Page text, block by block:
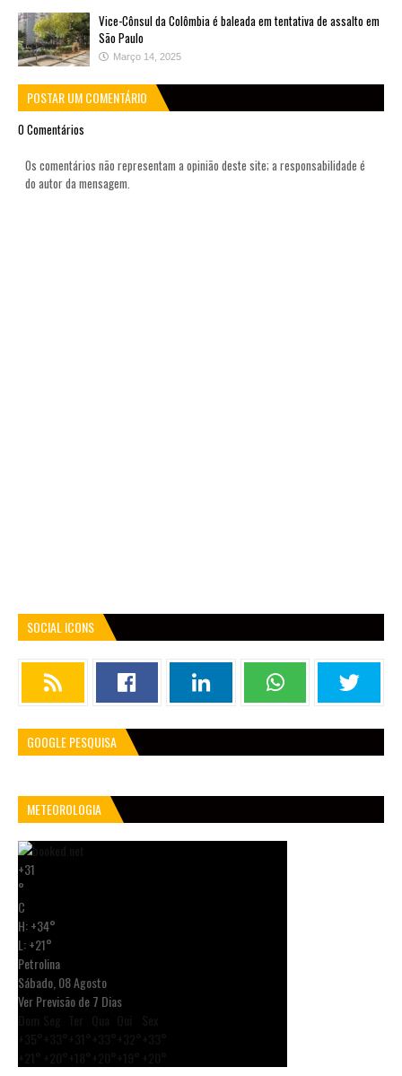
Vice-Cônsul da Colômbia é baleada em tentativa de assalto em
São Paulo
Março 14, 2025
POSTAR UM COMENTÁRIO
0 Comentários
Os comentários não representam a opinião deste site; a responsabilidade é
do autor da mensagem.
SOCIAL ICONS
GOOGLE PESQUISA
METEOROLOGIA
+31
°
C
H:+34°
L:+21°
Petrolina
Sábado, 08 Agosto
Ver Previsão de 7 Dias